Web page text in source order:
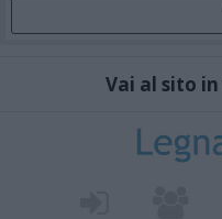
Vai al sito